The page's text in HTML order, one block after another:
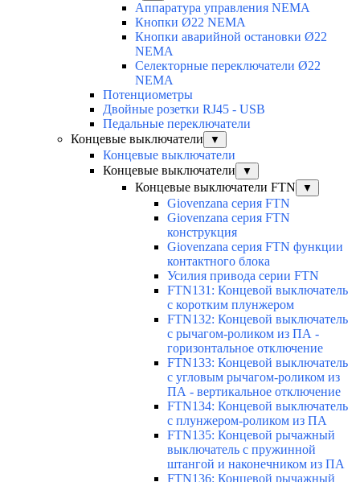
Аппаратура управления NEMA
Кнопки Ø22 NEMA
Кнопки аварийной остановки Ø22
NEMA
Селекторные переключатели Ø22
NEMA
Потенциометры
Двойные розетки RJ45 - USB
Педальные переключатели
Концевые выключатели
▼
Концевые выключатели
Концевые выключатели
▼
Концевые выключатели FTN ▼
Giovenzana серия FTN
Giovenzana серия FTN
конструкция
Giovenzana серия FTN функции
контактного блока
Усилия привода серии FTN
FTN131: Концевой выключатель
с коротким плунжером
FTN132: Концевой выключатель
с рычагом-роликом из ПА -
горизонтальное отключение
FTN133: Концевой выключатель
с угловым рычагом-роликом из
ПА - вертикальное отключение
FTN134: Концевой выключатель
с плунжером-роликом из ПА
FTN135: Концевой рычажный
выключатель с пружинной
штангой и наконечником из ПА
FTN136: Концевой рычажный